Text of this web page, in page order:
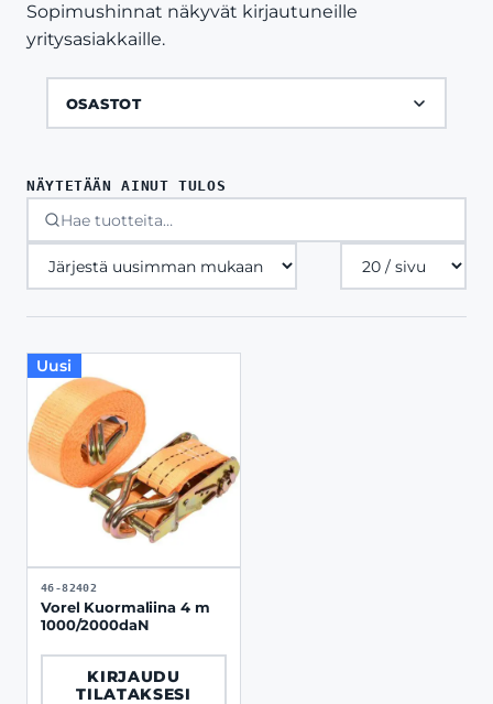
Sopimushinnat näkyvät kirjautuneille
yritysasiakkaille.
OSASTOT
NÄYTETÄÄN AINUT TULOS
Tuotteita
sivulla
Uusi
46-82402
Vorel Kuormaliina 4 m
1000/2000daN
KIRJAUDU
TILATAKSESI